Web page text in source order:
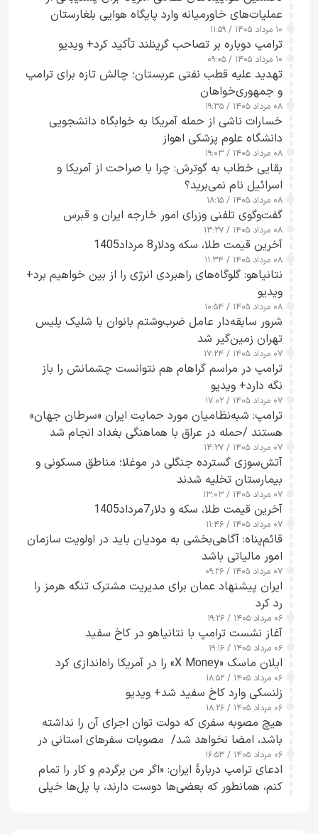
عملیات‌های خاورمیانه وارد پایگاه هوایی بلغارستان
شدند
۱۰ مرداد ۱۴۰۵ / ۱۱:۵۹
ترامپ دوباره بر تصاحب گرینلند تأکید کرد+ ویدیو
۱۰ مرداد ۱۴۰۵ / ۰۹:۰۵
تهدید علیه قطب نفتی عربستان؛ چالش تازه برای ترامپ
و جمهوری‌خواهان
۰۸ مرداد ۱۴۰۵ / ۱۹:۳۵
خسارات ناشی از حمله آمریکا به خوابگاه دانشجویی
دانشگاه علوم پزشکی اهواز
۰۸ مرداد ۱۴۰۵ / ۱۹:۰۳
بقایی خطاب به گوترش: چرا با صراحت از آمریکا و
اسرائیل نام نمی‌برید؟
۰۸ مرداد ۱۴۰۵ / ۱۸:۱۵
گفت‌وگوی تلفنی وزرای امور خارجه ایران و قبرس
۰۸ مرداد ۱۴۰۵ / ۱۳:۲۷
آخرین قیمت طلا، سکه ودلار8 مرداد1405
۰۸ مرداد ۱۴۰۵ / ۱۱:۳۴
نتانیاهو: گلوگاه‌های راهبردی انرژی را از بین خواهیم برد+
ویدیو
۰۸ مرداد ۱۴۰۵ / ۱۰:۵۴
شرور سابقه‌دار عامل ضرب‌وشتم بانوان با شلیک پلیس
تهران زمین‌گیر شد
۰۷ مرداد ۱۴۰۵ / ۱۷:۲۴
ترامپ در مراسم گراهام هم نتوانست چشمانش را باز
نگه دارد+ ویدیو
۰۷ مرداد ۱۴۰۵ / ۱۷:۰۲
ترامپ: شبه‌نظامیان مورد حمایت ایران «سرطان جهان»
هستند /حمله در عراق با هماهنگی بغداد انجام شد
۰۷ مرداد ۱۴۰۵ / ۱۴:۲۷
آتش‌سوزی گسترده جنگلی در موغلا؛ مناطق مسکونی و
بیمارستان تخلیه شدند
۰۷ مرداد ۱۴۰۵ / ۱۳:۰۳
آخرین قیمت طلا، سکه و دلار7مرداد1405
۰۷ مرداد ۱۴۰۵ / ۱۱:۴۶
قائم‌پناه: آگاهی‌بخشی به مودیان باید در اولویت سازمان
امور مالیاتی باشد
۰۷ مرداد ۱۴۰۵ / ۰۹:۲۶
ایران پیشنهاد عمان برای مدیریت مشترک تنگه هرمز را
رد کرد
۰۶ مرداد ۱۴۰۵ / ۱۹:۲۶
آغاز نشست ترامپ با نتانیاهو در کاخ سفید
۰۶ مرداد ۱۴۰۵ / ۱۹:۱۶
ایلان ماسک «X Money» را در آمریکا راه‌اندازی کرد
۰۶ مرداد ۱۴۰۵ / ۱۸:۵۲
زلنسکی وارد کاخ سفید شد+ ویدیو
۰۶ مرداد ۱۴۰۵ / ۱۸:۲۶
هیچ مصوبه سفری که دولت توان اجرای آن را نداشته
باشد، امضا نخواهد شد/ مصوبات سفرهای استانی در
چارچوب قانون بودجه است+ عکس
۰۶ مرداد ۱۴۰۵ / ۱۶:۵۳
ادعای ترامپ دربارهٔ ایران: «اگر من برگردم و کار را تمام
کنم، همانطور که بعضی‌ها دوست دارند، با پل‌ها خیلی